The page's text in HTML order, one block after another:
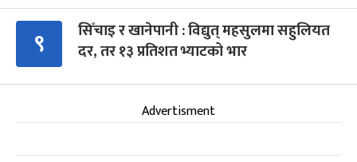
९
सिँचाइ र खानेपानी : विद्युत् महसुलमा सहुलियत
दर, तर १३ प्रतिशत भ्याटको भार
Advertisment